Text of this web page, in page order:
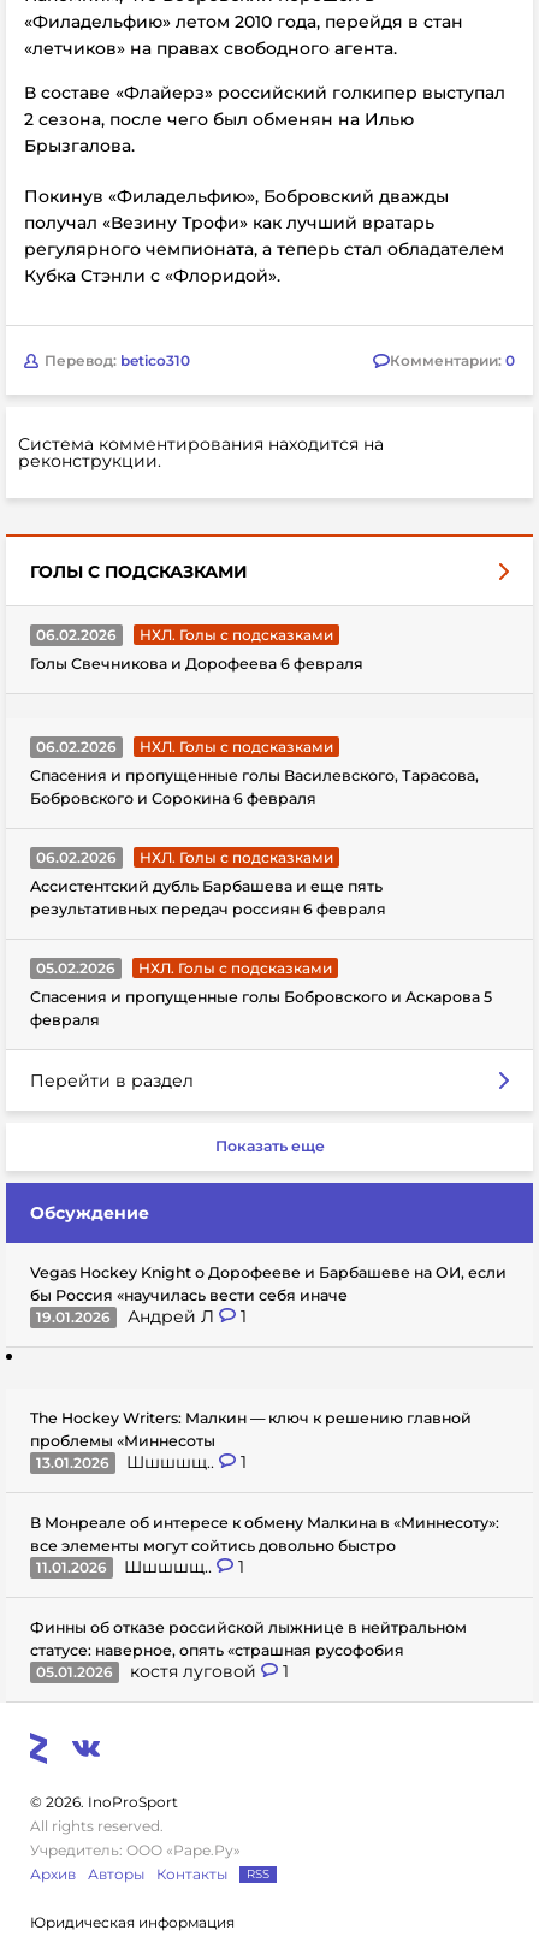
«Филадельфию» летом 2010 года, перейдя в стан
«летчиков» на правах свободного агента.
В составе «Флайерз» российский голкипер выступал
2 сезона, после чего был обменян на Илью
Брызгалова.
Покинув «Филадельфию», Бобровский дважды
получал «Везину Трофи» как лучший вратарь
регулярного чемпионата, а теперь стал обладателем
Кубка Стэнли с «Флоридой».
Перевод: betico310 Комментарии: 0
Система комментирования находится на
реконструкции.
ГОЛЫ С ПОДСКАЗКАМИ
06.02.2026
НХЛ. Голы с подсказками
Голы Свечникова и Дорофеева 6 февраля
06.02.2026
НХЛ. Голы с подсказками
Спасения и пропущенные голы Василевского, Тарасова,
Бобровского и Сорокина 6 февраля
06.02.2026
НХЛ. Голы с подсказками
Ассистентский дубль Барбашева и еще пять
результативных передач россиян 6 февраля
05.02.2026
НХЛ. Голы с подсказками
Спасения и пропущенные голы Бобровского и Аскарова 5
февраля
Перейти в раздел
Показать еще
Обсуждение
Vegas Hockey Knight о Дорофееве и Барбашеве на ОИ, если
бы Россия «научилась вести себя иначе
19.01.2026
Андрей Л 1
The Hockey Writers: Малкин — ключ к решению главной
проблемы «Миннесоты
13.01.2026
Шшшшщ.. 1
В Монреале об интересе к обмену Малкина в «Миннесоту»:
все элементы могут сойтись довольно быстро
11.01.2026
Шшшшщ.. 1
Финны об отказе российской лыжнице в нейтральном
статусе: наверное, опять «страшная русофобия
05.01.2026
костя луговой 1
© 2026. InoProSport
All rights reserved.
Учредитель: ООО «Раре.Ру»
Архив
Авторы Контакты RSS
Юридическая информация